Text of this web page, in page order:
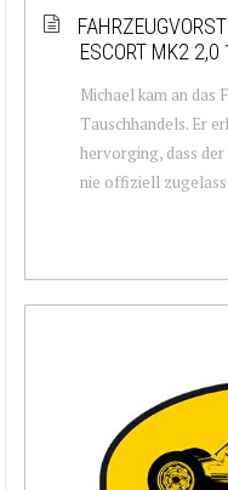
ESCORT MK2 2,0
Michael kam an das
Tauschhandels. Er
hervorging, dass der
nie offiziell